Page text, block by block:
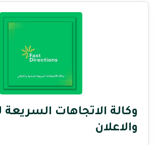
وكالة الاتجاهات السريعة
والاعلان